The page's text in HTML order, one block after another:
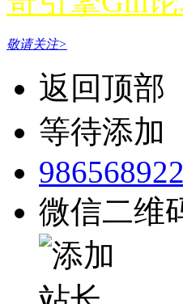
敬请关注>
返回顶部
等待添加
986568922
微信二维